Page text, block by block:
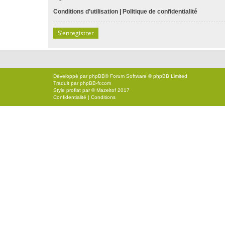
Conditions d’utilisation | Politique de confidentialité
S’enregistrer
Développé parphpBB® Forum Software © phpBB Limited
Traduit parphpBB-fr.com
Style proflat par ©Mazeltof 2017
Confidentialité | Conditions